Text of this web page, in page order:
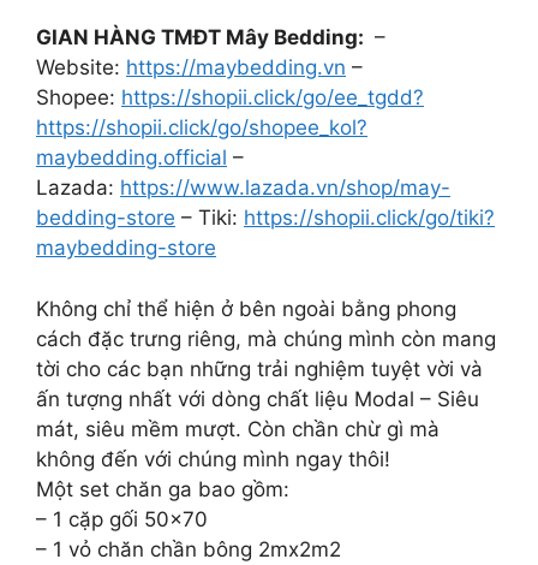
GIAN HÀNG TMĐT Mây Bedding: –
Website: https://maybedding.vn –
Shopee: https://shopii.click/go/ee_tgdd?
https://shopii.click/go/shopee_kol?
maybedding.official –
Lazada: https://www.lazada.vn/shop/may-
bedding-store – Tiki: https://shopii.click/go/tiki?
maybedding-store
Không chỉ thể hiện ở bên ngoài bằng phong
cách đặc trưng riêng, mà chúng mình còn mang
tời cho các bạn những trải nghiệm tuyệt vời và
ấn tượng nhất với dòng chất liệu Modal – Siêu
mát, siêu mềm mượt. Còn chần chừ gì mà
không đến với chúng mình ngay thôi!
Một set chăn ga bao gồm:
– 1 cặp gối 50×70
– 1 vỏ chăn chần bông 2mx2m2